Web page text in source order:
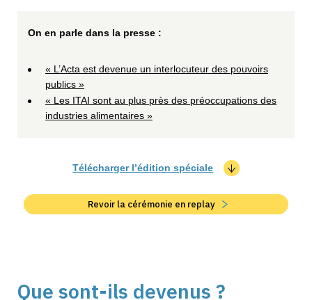
On en parle dans la presse :
« L’Acta est devenue un interlocuteur des pouvoirs
publics »
« Les ITAI sont au plus près des préoccupations des
industries alimentaires »
Télécharger l’édition spéciale
Revoir la cérémonie en replay
Que sont-ils devenus ?